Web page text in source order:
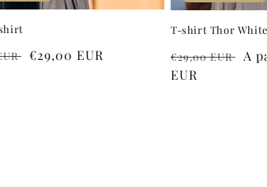
Preço
€29,00 EUR
T-shirt Thor White
Preço
normal
€29,00 EUR
A
EUR